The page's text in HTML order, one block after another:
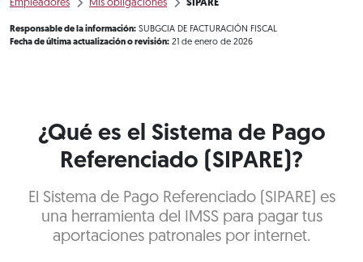
Empleadores Mis obligaciones SIPARE
Responsable de la información: SUBGCIA DE FACTURACIÓN FISCAL
Fecha de última actualización o revisión: 21 de enero de 2026
¿Qué es el Sistema de Pago
Referenciado (SIPARE)?
El Sistema de Pago Referenciado (SIPARE) es
una herramienta del IMSS para pagar tus
aportaciones patronales por internet.